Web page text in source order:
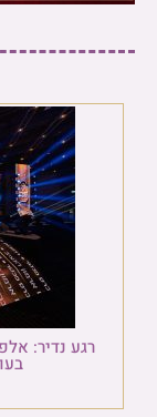
רגע נדיר: